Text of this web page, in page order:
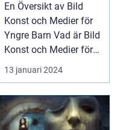
En Översikt av Bild
Konst och Medier för
Yngre Barn Vad är Bild
Konst och Medier för
Yngre Barn? ...
13 januari 2024